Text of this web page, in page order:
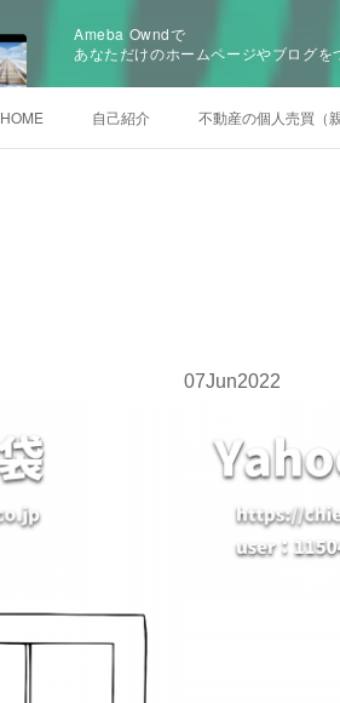
Ameba Owndで
あなただけのホームページやブログを
HOME 自己紹介 不動産の個人売買（
07Jun2022